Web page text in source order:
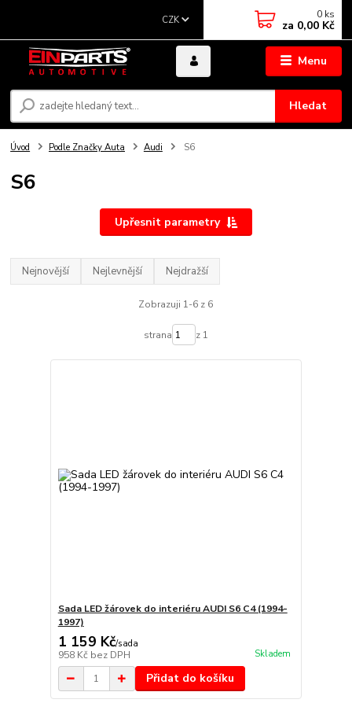
Menu
CZK
Hledat
0 ks
za 0,00 Kč
Úvod Podle Značky Auta Audi S6
S6
Upřesnit parametry
Nejnovější Nejlevnější Nejdražší
Zobrazuji 1-6 z 6
strana z 1
Sada LED žárovek do interiéru AUDI S6 C4 (1994-
1997)
1 159 Kč/sada
958 Kč bez DPH Skladem
Přidat do košíku